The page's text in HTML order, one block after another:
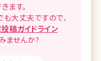
ます。
も大丈夫ですので、
投稿ガイドライン
ませんか?